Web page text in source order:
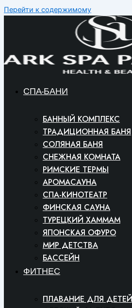
Перейти к содержимому
СПА-БАНИ
БАННЫЙ КОМПЛЕКС
ТРАДИЦИОННАЯ БАНЯ
СОЛЯНАЯ БАНЯ
СНЕЖНАЯ КОМНАТА
РИМСКИЕ ТЕРМЫ
АРОМАСАУНА
СПА-КИНОТЕАТР
ФИНСКАЯ САУНА
ТУРЕЦКИЙ ХАММАМ
ЯПОНСКАЯ ОФУРО
МИР ДЕТСТВА
БАССЕЙН
ФИТНЕС
ПЛАВАНИЕ ДЛЯ